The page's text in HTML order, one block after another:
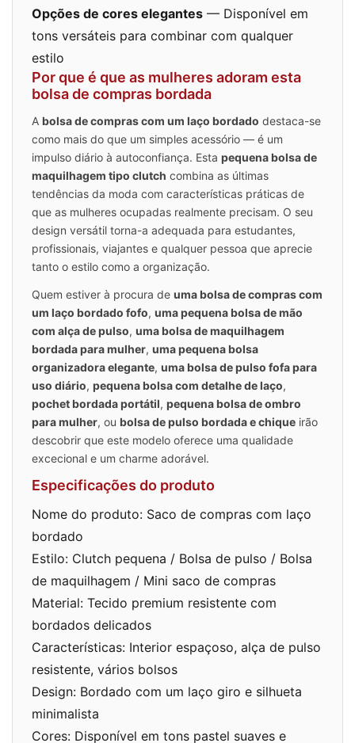
Opções de cores elegantes — Disponível em
tons versáteis para combinar com qualquer
estilo
Por que é que as mulheres adoram esta
bolsa de compras bordada
A bolsa de compras com um laço bordado destaca-se
como mais do que um simples acessório — é um
impulso diário à autoconfiança. Esta pequena bolsa de
maquilhagem tipo clutch combina as últimas
tendências da moda com características práticas de
que as mulheres ocupadas realmente precisam. O seu
design versátil torna-a adequada para estudantes,
profissionais, viajantes e qualquer pessoa que aprecie
tanto o estilo como a organização.
Quem estiver à procura de uma bolsa de compras com
um laço bordado fofo, uma pequena bolsa de mão
com alça de pulso, uma bolsa de maquilhagem
bordada para mulher, uma pequena bolsa
organizadora elegante, uma bolsa de pulso fofa para
uso diário, pequena bolsa com detalhe de laço,
pochet bordada portátil, pequena bolsa de ombro
para mulher, ou bolsa de pulso bordada e chique irão
descobrir que este modelo oferece uma qualidade
excecional e um charme adorável.
Especificações do produto
Nome do produto: Saco de compras com laço
bordado
Estilo: Clutch pequena / Bolsa de pulso / Bolsa
de maquilhagem / Mini saco de compras
Material: Tecido premium resistente com
bordados delicados
Características: Interior espaçoso, alça de pulso
resistente, vários bolsos
Design: Bordado com um laço giro e silhueta
minimalista
Cores: Disponível em tons pastel suaves e